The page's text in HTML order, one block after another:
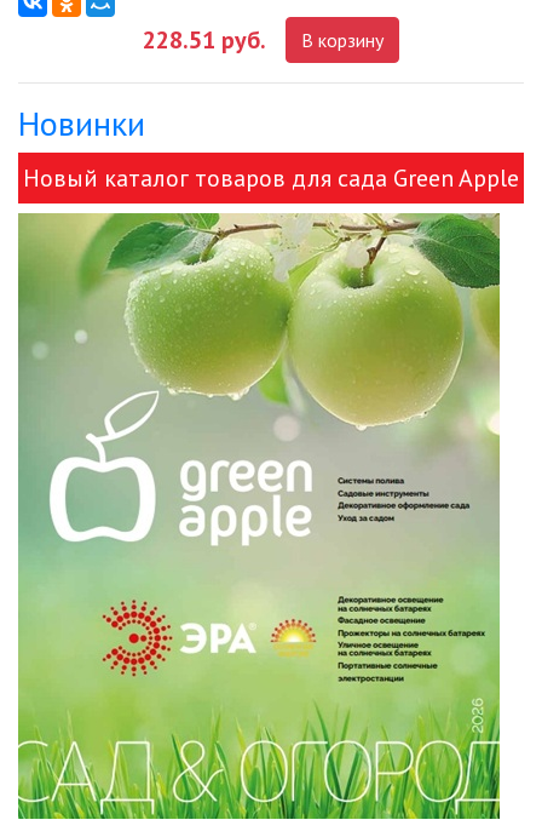
ДЕКОРАТИВНАЯ ПОДСВЕТКА
ДЕКОРАТИВНЫЕ СВЕТИЛЬНИКИ
ИЗОЛЯЦИОННАЯ ЛЕНТА
ИНФРАКРАСНЫЕ ЛАМПЫ
ИСТОЧНИКИ СВЕТА
КАБЕЛЕНЕСУЩИЕ СИСТЕМЫ
КАБЕЛЬ
КЛЕЙКИЕ ЛЕНТЫ
ЛИНЕЙНЫЕ СВЕТОДИОДНЫЕ
СВЕТИЛЬНИКИ
ЛЮСТРЫ
МОДУЛЬНЫЕ СИСТЕМЫ
ОСВЕЩЕНИЯ (LED МОДУЛИ)
228.51 руб. В корзину
Новинки
Новый каталог товаров для сада Green Apple
и ЭРА!